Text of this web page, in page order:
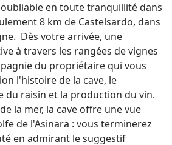
en toute tranquillité dans
8 km de Castelsardo, dans
Dès votre arrivée, une
à travers les rangées de vignes
du propriétaire qui vous
l'histoire de la cave, le
du raisin et la production du vin.
la mer, la cave offre une vue
de l'Asinara : vous terminerez
en admirant le suggestif